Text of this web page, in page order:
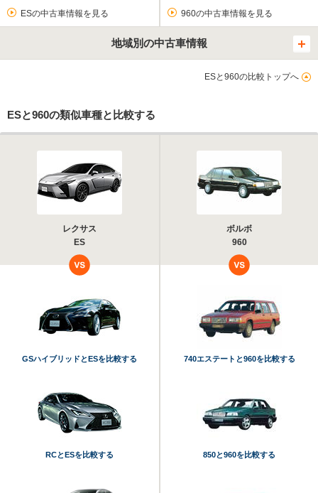
ESの中古車情報を見る 960の中古車情報を見る
地域別の中古車情報
ESと960の比較トップへ
ESと960の類似車種と比較する
レクサス
ES
ボルボ
960
GSハイブリッドとESを比較する
RCとESを比較する
740エステートと960を比較する
850と960を比較する